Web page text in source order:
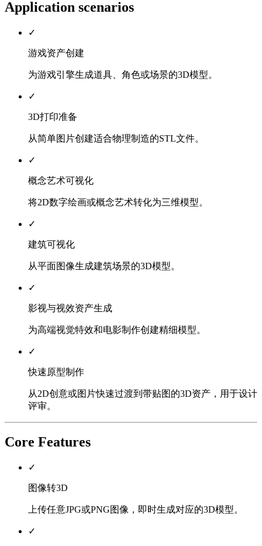
Application scenarios
✓
游戏资产创建
为游戏引擎生成道具、角色或场景的3D模型。
✓
3D打印准备
从简单图片创建适合物理制造的STL文件。
✓
概念艺术可视化
将2D数字绘画或概念艺术转化为三维模型。
✓
建筑可视化
从平面图像生成建筑场景的3D模型。
✓
影视与视效资产生成
为高端视觉特效和电影制作创建精细模型。
✓
快速原型制作
从2D创意或图片快速过渡到带贴图的3D资产，用于设计
评审。
Core Features
✓
图像转3D
上传任意JPG或PNG图像，即时生成对应的3D模型。
✓